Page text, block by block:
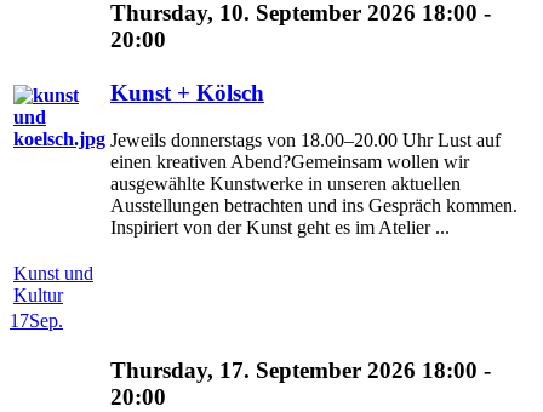
Thursday, 10. September 2026 18:00 -
20:00
Kunst + Kölsch
Jeweils donnerstags von 18.00–20.00 Uhr Lust auf
einen kreativen Abend?Gemeinsam wollen wir
ausgewählte Kunstwerke in unseren aktuellen
Ausstellungen betrachten und ins Gespräch kommen.
Inspiriert von der Kunst geht es im Atelier ...
Kunst und
Kultur
17Sep.
Thursday, 17. September 2026 18:00 -
20:00